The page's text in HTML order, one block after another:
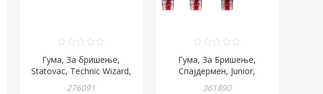
Гума, За бришење,
Statovac, Technic Wizard,
276091
Гума, За Бришење,
Спајдермен, Junior,
361890